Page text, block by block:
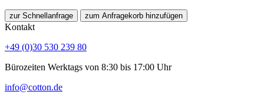
zur Schnellanfrage zum Anfragekorb hinzufügen
Kontakt
+49 (0)30 530 239 80
Bürozeiten Werktags von 8:30 bis 17:00 Uhr
info@cotton.de